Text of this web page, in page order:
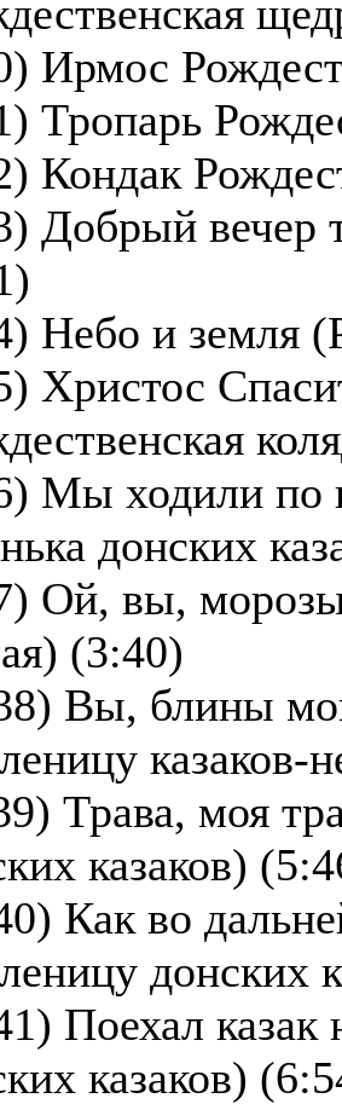
Ирмос
Тропарь
Кондак
Добрый вечер
Небо и земля
Христос
Мы ходили по
донских
Ой, вы,
(3:40)
Вы, блины
казаков-
Трава, моя
казаков)
Как во
донских
Поехал
казаков)